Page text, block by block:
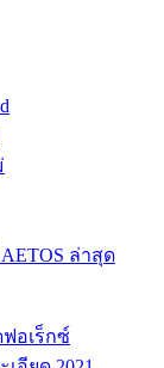
ล่าสุด
อเร็กซ์